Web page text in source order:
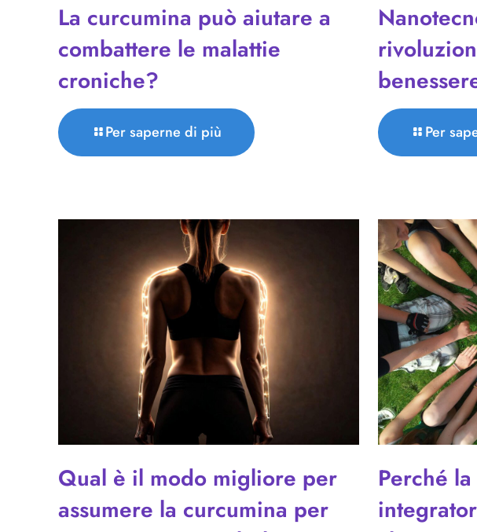
La curcumina può aiutare a
combattere le malattie
croniche?
Per saperne di più Per
Qual è il modo migliore per
assumere la curcumina per
Perché